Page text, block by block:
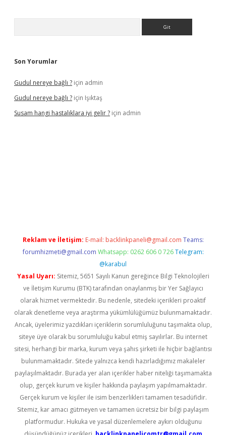
Son Yorumlar
Gudul nereye bağlı ? için admin
Gudul nereye bağlı ? için Işıktaş
Susam hangi hastalıklara iyi gelir ? için admin
Reklam ve İletişim: E-mail: backlinkpaneli@gmail.com Teams:
forumhizmeti@gmail.com Whatsapp: 0262 606 0 726 Telegram:
@karabul
Yasal Uyarı: Sitemiz, 5651 Sayılı Kanun gereğince Bilgi Teknolojileri
ve İletişim Kurumu (BTK) tarafından onaylanmış bir Yer Sağlayıcı
olarak hizmet vermektedir. Bu nedenle, sitedeki içerikleri proaktif
olarak denetleme veya araştırma yükümlülüğümüz bulunmamaktadır.
Ancak, üyelerimiz yazdıkları içeriklerin sorumluluğunu taşımakta olup,
siteye üye olarak bu sorumluluğu kabul etmiş sayılırlar. Bu internet
sitesi, herhangi bir marka, kurum veya şahıs şirketi ile hiçbir bağlantısı
bulunmamaktadır. Sitede yalnızca kendi hazırladığımız makaleler
paylaşılmaktadır. Burada yer alan içerikler haber niteliği taşımamakta
olup, gerçek kurum ve kişiler hakkında paylaşım yapılmamaktadır.
Gerçek kurum ve kişiler ile isim benzerlikleri tamamen tesadüfidir.
Sitemiz, kar amacı gütmeyen ve tamamen ücretsiz bir bilgi paylaşım
platformudur. Hukuka ve yasal düzenlemelere aykırı olduğunu